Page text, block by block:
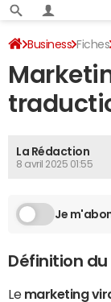
Business Fiches
Marketing
La Rédaction
8 avril 2025 01:55
Je
Définition
Le marketing